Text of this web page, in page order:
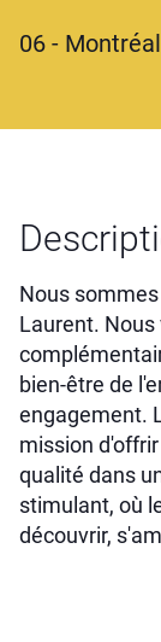
06 - Montréal
Nous
Laurent.
bien-être de
engagement.
mission
qualité dans
stimulant, où
découvrir,